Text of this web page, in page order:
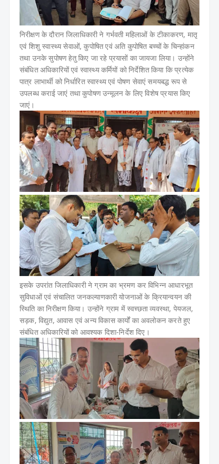
निरीक्षण के दौरान जिलाधिकारी ने गर्भवती महिलाओं के टीकाकरण, मातृ
एवं शिशु स्वास्थ्य सेवाओं, कुपोषित एवं अति कुपोषित बच्चों के चिन्हांकन
तथा उनके सुपोषण हेतु किए जा रहे प्रयासों का जायजा लिया। उन्होंने
संबंधित अधिकारियों एवं स्वास्थ्य कर्मियों को निर्देशित किया कि प्रत्येक
पात्र लाभार्थी को निर्धारित स्वास्थ्य एवं पोषण सेवाएं समयबद्ध रूप से
उपलब्ध कराई जाएं तथा कुपोषण उन्मूलन के लिए विशेष प्रयास किए
जाएं।
इसके उपरांत जिलाधिकारी ने ग्राम का भ्रमण कर विभिन्न आधारभूत
सुविधाओं एवं संचालित जनकल्याणकारी योजनाओं के क्रियान्वयन की
स्थिति का निरीक्षण किया। उन्होंने ग्राम में स्वच्छता व्यवस्था, पेयजल,
सड़क, विद्युत, आवास एवं अन्य विकास कार्यों का अवलोकन करते हुए
संबंधित अधिकारियों को आवश्यक दिशा-निर्देश दिए।